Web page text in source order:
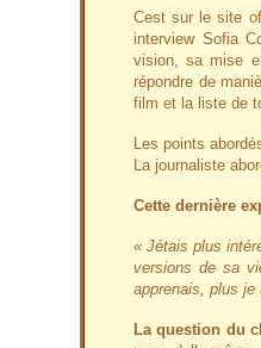
Cest sur le site
interview Sofia
vision, sa mise
répondre de
film et la liste de
Les points
La journaliste
Cette dernière
« Jétais plus
versions de sa
apprenais, plus je
La question du